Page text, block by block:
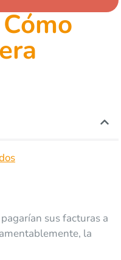
sus facturas a
la